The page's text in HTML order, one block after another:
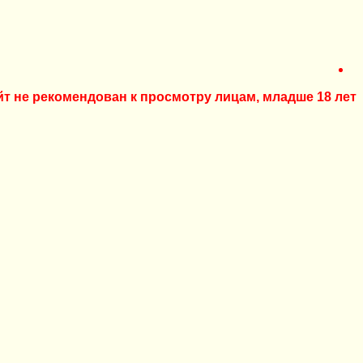
не рекомендован к просмотру лицам, младше 18 лет